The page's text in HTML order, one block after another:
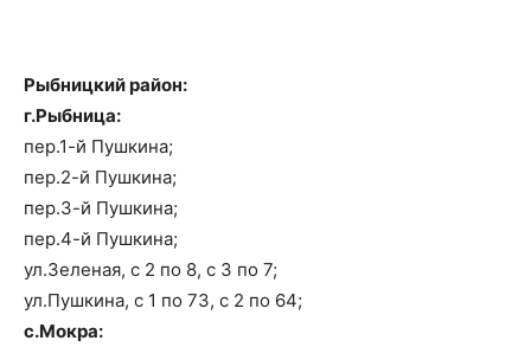
Рыбницкий район:
г.Рыбница:
пер.1-й Пушкина;
пер.2-й Пушкина;
пер.3-й Пушкина;
пер.4-й Пушкина;
ул.Зеленая, с 2 по 8, с 3 по 7;
ул.Пушкина, с 1 по 73, с 2 по 64;
с.Мокра: